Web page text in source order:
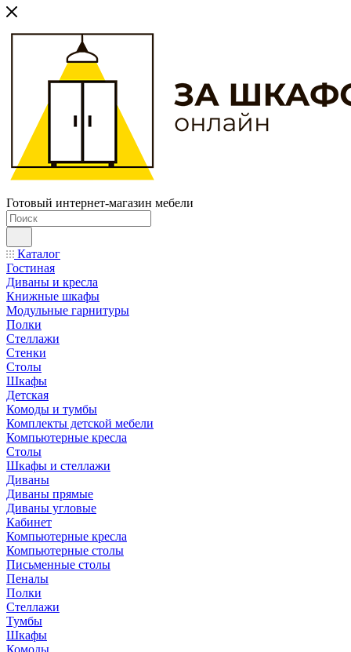
Готовый интернет-магазин мебели
Каталог
Гостиная
Диваны и кресла
Книжные шкафы
Модульные гарнитуры
Полки
Стеллажи
Стенки
Столы
Шкафы
Детская
Комоды и тумбы
Комплекты детской мебели
Компьютерные кресла
Столы
Шкафы и стеллажи
Диваны
Диваны прямые
Диваны угловые
Кабинет
Компьютерные кресла
Компьютерные столы
Письменные столы
Пеналы
Полки
Стеллажи
Тумбы
Шкафы
Комоды